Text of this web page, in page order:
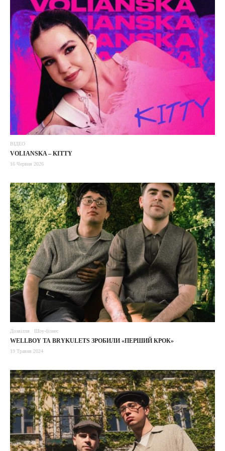
ВІДЕО
VOLIANSKA – KITTY
16 Червня 2026
Дозвілля Шоу-бізнес
WELLBOY ТА BRYKULETS ЗРОБИЛИ «ПЕРШИЙ КРОК»
19 Травня 2024